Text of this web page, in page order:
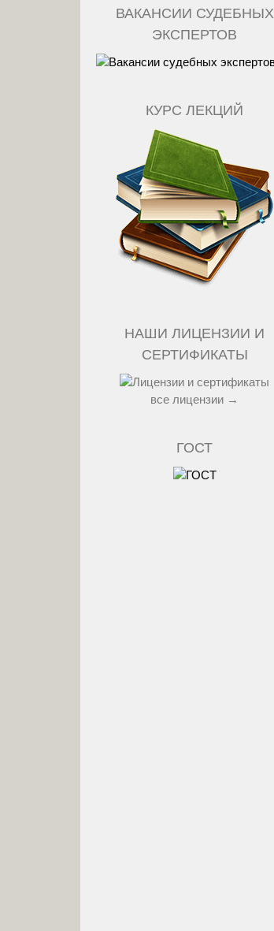
ВАКАНСИИ СУДЕБНЫХ
ЭКСПЕРТОВ
КУРС ЛЕКЦИЙ
НАШИ ЛИЦЕНЗИИ И
СЕРТИФИКАТЫ
все лицензии →
ГОСТ